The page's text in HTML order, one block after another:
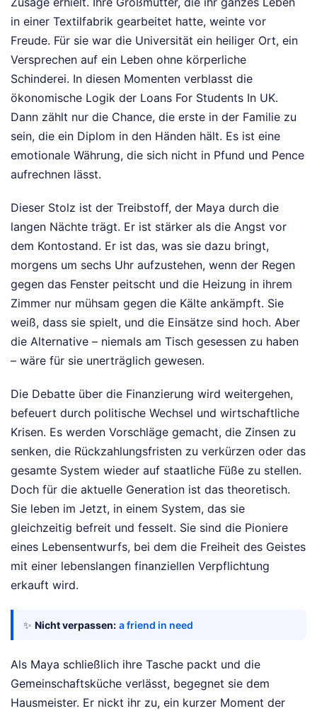
in einer Textilfabrik gearbeitet hatte, weinte vor
Freude. Für sie war die Universität ein heiliger Ort, ein
Versprechen auf ein Leben ohne körperliche
Schinderei. In diesen Momenten verblasst die
ökonomische Logik der Loans For Students In UK.
Dann zählt nur die Chance, die erste in der Familie zu
sein, die ein Diplom in den Händen hält. Es ist eine
emotionale Währung, die sich nicht in Pfund und Pence
aufrechnen lässt.
Dieser Stolz ist der Treibstoff, der Maya durch die
langen Nächte trägt. Er ist stärker als die Angst vor
dem Kontostand. Er ist das, was sie dazu bringt,
morgens um sechs Uhr aufzustehen, wenn der Regen
gegen das Fenster peitscht und die Heizung in ihrem
Zimmer nur mühsam gegen die Kälte ankämpft. Sie
weiß, dass sie spielt, und die Einsätze sind hoch. Aber
die Alternative – niemals am Tisch gesessen zu haben
– wäre für sie unerträglich gewesen.
Die Debatte über die Finanzierung wird weitergehen,
befeuert durch politische Wechsel und wirtschaftliche
Krisen. Es werden Vorschläge gemacht, die Zinsen zu
senken, die Rückzahlungsfristen zu verkürzen oder das
gesamte System wieder auf staatliche Füße zu stellen.
Doch für die aktuelle Generation ist das theoretisch.
Sie leben im Jetzt, in einem System, das sie
gleichzeitig befreit und fesselt. Sie sind die Pioniere
eines Lebensentwurfs, bei dem die Freiheit des Geistes
mit einer lebenslangen finanziellen Verpflichtung
erkauft wird.
✨ Nicht verpassen: a friend in need
Als Maya schließlich ihre Tasche packt und die
Gemeinschaftsküche verlässt, begegnet sie dem
Hausmeister. Er nickt ihr zu, ein kurzer Moment der